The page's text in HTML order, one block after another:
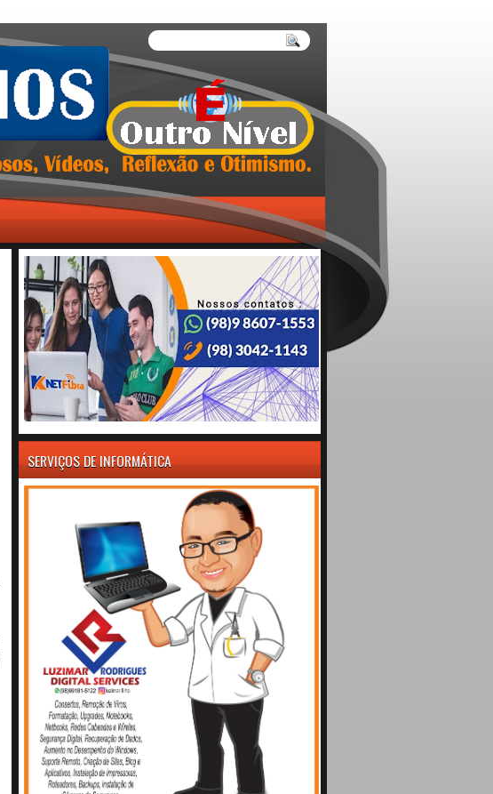
SERVIÇOS DE INFORMÁTICA